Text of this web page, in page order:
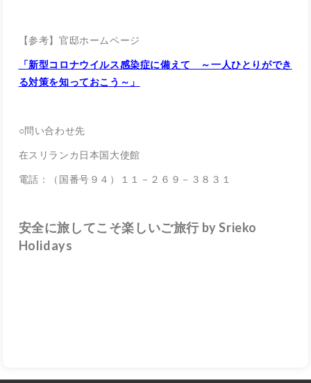
【参考】官邸ホームページ
「新型コロナウイルス感染症に備えて ～一人ひとりができ
る対策を知っておこう～」
○問い合わせ先
在スリランカ日本国大使館
電話：（国番号９４）１１－２６９－３８３１
安全に旅してこそ楽しいご旅行 by Srieko
Holidays